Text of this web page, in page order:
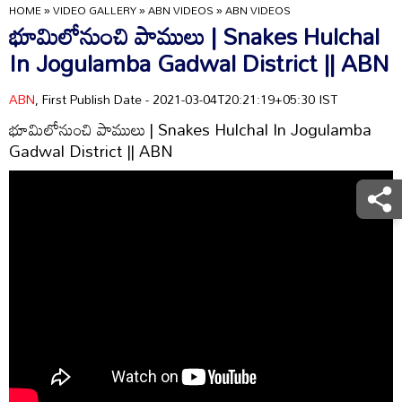
HOME»VIDEO GALLERY»ABN VIDEOS»ABN VIDEOS
భూమిలోనుంచి పాములు | Snakes Hulchal
In Jogulamba Gadwal District || ABN
ABN, First Publish Date - 2021-03-04T20:21:19+05:30 IST
భూమిలోనుంచి పాములు | Snakes Hulchal In Jogulamba
Gadwal District || ABN